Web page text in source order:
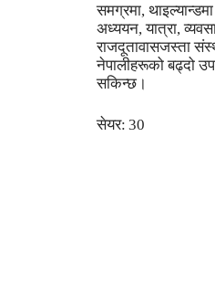
समग्रमा,
अध्ययन, यात्रा,
राजदूतावासजस्ता
नेपालीहरूको बढ्दो
सकिन्छ।
सेयर: 30